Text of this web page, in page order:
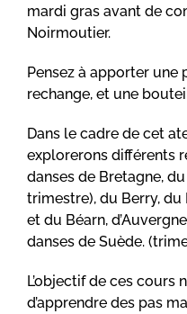
mardi gras avant de
Noirmoutier.
Pensez à apporter une
rechange, et une
Dans le cadre de cet
explorerons différents
danses de Bretagne,
trimestre), du Berry, du
et du Béarn,
danses de Suède.
L’objectif de ces cours
d’apprendre des pas